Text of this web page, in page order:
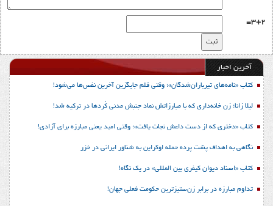
3+2=
آخرین اخبار
کتاب «نامه‌های تیرباران‌شدگان»؛ وقتی قلم جایگزین آخرین نفس‌ها می‌شود!
لیلا زانا؛ زن خانه‌داری که با مبارزاتش نماد جنبش مدنی کُردها در ترکیه شد!
کتاب «دختری که از دست داعش نجات یافت»؛ وقتی امید یعنی مبارزه برای آزادی!
نگاهی به اهداف پشت پرده حمله اوکراین به شناور ایرانی در خزر
کتاب «اسناد دیوان کیفری بین المللی» در یک نگاه!
تداوم مبارزه در برابر زن‌ستیزترین حکومت فعلی جهان!